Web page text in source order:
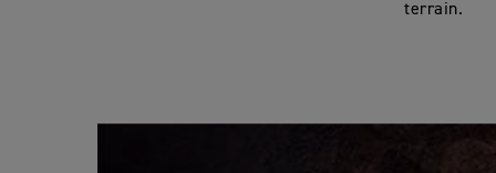
terrain.